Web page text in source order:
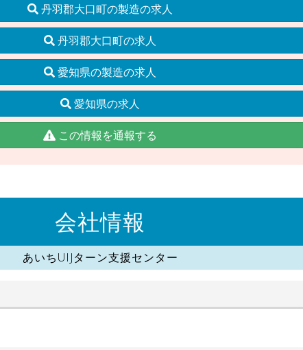
丹羽郡大口町の製造の求人
丹羽郡大口町の求人
愛知県の製造の求人
愛知県の求人
この情報を通報する
会社情報
あいちUIJターン支援センター